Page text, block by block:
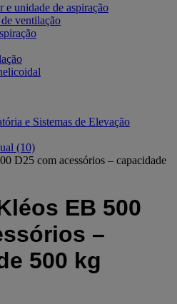
e unidade de aspiração
ventilação
e Sistemas de Elevação
(10)
D25 com acessórios – capacidade
EB 500
–
500 kg